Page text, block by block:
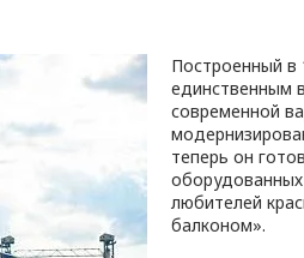
Построенный в
единственным
современной
теперь он
любителей
балконом».